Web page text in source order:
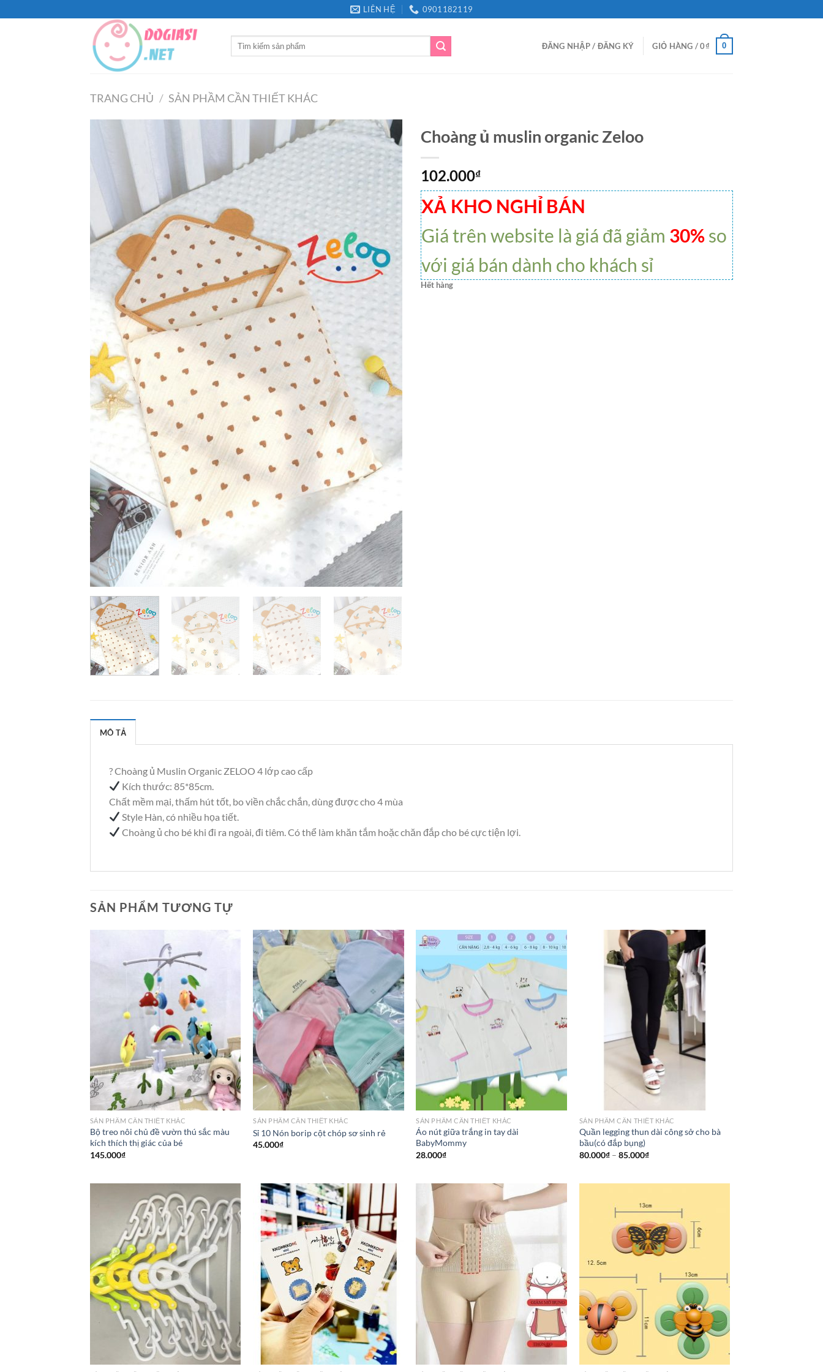
qua
LIÊN HỆ 0901182119
Tìm
ĐĂNG NHẬP / ĐĂNG KÝ GIỎ HÀNG /0₫ 0
TRANG CHỦ / SẢN PHẦM CẦN THIẾT KHÁC
Choàng ủ muslin organic Zeloo
102.000₫
XẢ KHO NGHỈ BÁN
Giá trên website là giá đã giảm 30%so
với giá bán dành cho khách sỉ
Hết hàng
MÔ TẢ
? Choàng ủ Muslin Organic ZELOO 4 lớp cao cấp
Kích thước: 85*85cm.
Chất mềm mại, thấm hút tốt, bo viền chắc chắn, dùng được cho 4 mùa
Style Hàn, có nhiều họa tiết.
Choàng ủ cho bé khi đi ra ngoài, đi tiêm. Có thể làm khăn tắm hoặc chăn đắp cho bé cực tiện lợi.
SẢN PHẨM TƯƠNG TỰ
SẢN PHẦM CẦN THIẾT KHÁC
Bộ treo nôi chủ đề vườn thú sắc màu
kích thích thị giác của bé
145.000₫
SẢN PHẦM CẦN THIẾT KHÁC
Sỉ 10 Nón borip cột chóp sơ sinh rẻ
45.000₫
SẢN PHẦM CẦN THIẾT KHÁC
Áo nút giữa trắng in tay dài
BabyMommy
28.000₫
SẢN PHẦM CẦN THIẾT KHÁC
Quần legging thun dài công sở cho bà
bầu(có đắp bụng)
80.000₫– 85.000₫